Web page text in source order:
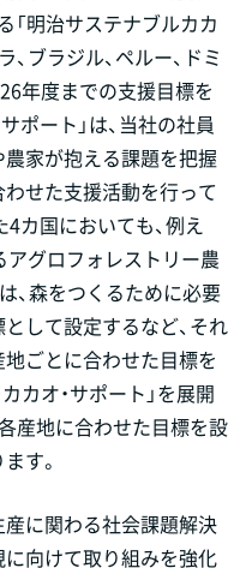
「明治サステナブルカカ
ブラジル、ペルー、ドミ
年度までの支援目標を
ポート」は、当社の社員
家が抱える課題を把握
わせた支援活動を行って
カ国においても、例え
アグロフォレストリー農
、森をつくるために必要
して設定するなど、それ
ごとに合わせた目標を
カオ・サポート」を展開
産地に合わせた目標を設
す。
に関わる社会課題解決
に向けて取り組みを強化